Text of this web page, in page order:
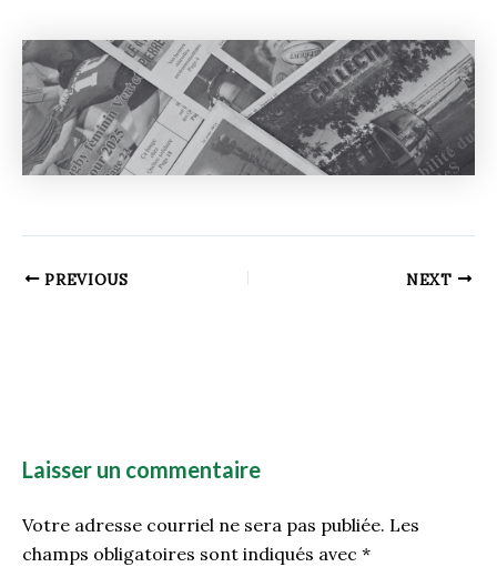
PREVIOUS NEXT
Laisser un commentaire
Votre adresse courriel ne sera pas publiée. Les
champs obligatoires sont indiqués avec *